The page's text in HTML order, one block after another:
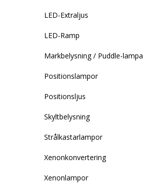
LED-Extraljus
LED-Ramp
Markbelysning / Puddle-lampa
Positionslampor
Positionsljus
Skyltbelysning
Strålkastarlampor
Xenonkonvertering
Xenonlampor